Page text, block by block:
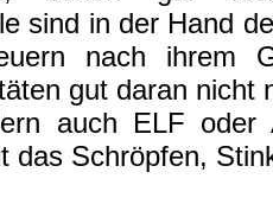
sind in der Hand
nach ihrem
gut daran nicht
auch ELF
das Schröpfen,